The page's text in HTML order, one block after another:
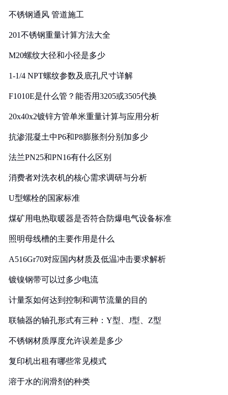
不锈钢通风 管道施工
201不锈钢重量计算方法大全
M20螺纹大径和小径是多少
1-1/4 NPT螺纹参数及底孔尺寸详解
F1010E是什么管？能否用3205或3505代换
20x40x2镀锌方管单米重量计算与应用分析
抗渗混凝土中P6和P8膨胀剂分别加多少
法兰PN25和PN16有什么区别
消费者对洗衣机的核心需求调研与分析
U型螺栓的国家标准
煤矿用电热取暖器是否符合防爆电气设备标准
照明母线槽的主要作用是什么
A516Gr70对应国内材质及低温冲击要求解析
镀镍钢带可以过多少电流
计量泵如何达到控制和调节流量的目的
联轴器的轴孔形式有三种：Y型、J型、Z型
不锈钢材质厚度允许误差是多少
复印机出租有哪些常见模式
溶于水的润滑剂的种类